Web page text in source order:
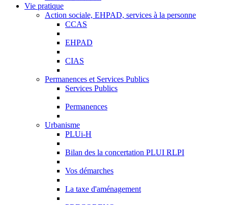
Vie pratique
Action sociale, EHPAD, services à la personne
CCAS
EHPAD
CIAS
Permanences et Services Publics
Services Publics
Permanences
Urbanisme
PLUi-H
Bilan des la concertation PLUI RLPI
Vos démarches
La taxe d'aménagement